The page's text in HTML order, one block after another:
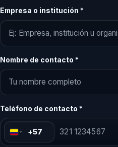
Empresa o institución *
Nombre de contacto *
Teléfono de contacto *
+57